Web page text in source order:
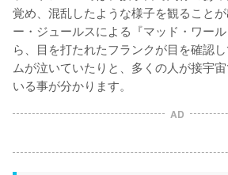
覚め、混乱したような様子を観ること
ー・ジュールスによる『マッド・ワー
ら、目を打たれたフランクが目を確認
ムが泣いていたりと、多くの人が接宇
いる事が分かります。
AD